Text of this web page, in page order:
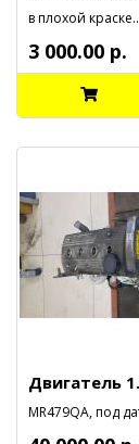
в плохой краске..
3 000.00 р.
Двигатель
MR479QA, под